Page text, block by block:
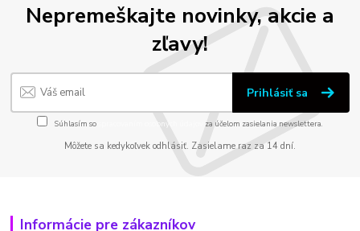
Nepremeškajte novinky, akcie a
zľavy!
Prihlásiť sa
Súhlasím so spracovaním osobných údajov za účelom zasielania newslettera.
Môžete sa kedykoľvek odhlásiť. Zasielame raz za 14 dní.
Informácie pre zákazníkov